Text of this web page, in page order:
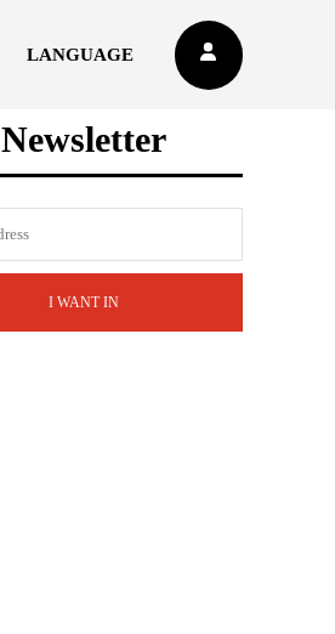
LANGUAGE
Newsletter
I WANT IN